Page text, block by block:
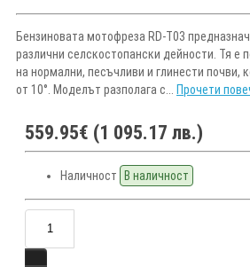
Бензиновата мотофреза RD-T03
различни селскостопански дейности. Тя е
на нормални, песъчливи и глинести почви,
от 10°. Моделът разполага с... Прочети
559.95€ (1 095.17 лв.)
Наличност В наличност